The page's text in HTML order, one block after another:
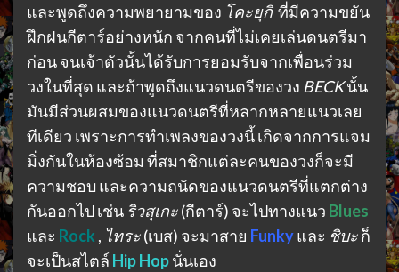
และพูดถึงความพยายามของ โคะยุกิที่มีความขยัน
ฝึกฝนกีตาร์อย่างหนัก จากคนที่ไม่เคยเล่นดนตรีมา
ก่อน จนเจ้าตัวนั้นได้รับการยอมรับจากเพื่อนร่วม
วงในที่สุด และถ้าพูดถึงแนวดนตรีของวง BECKนั้น
มันมีส่วนผสมของแนวดนตรีที่หลากหลายแนวเลย
ทีเดียว เพราะการทำเพลงของวงนี้ เกิดจากการแจม
มิ่งกันในห้องซ้อม ที่สมาชิกแต่ละคนของวงก็จะมี
ความชอบ และความถนัดของแนวดนตรีที่แตกต่าง
กันออกไป เช่น ริวสุเกะ(กีตาร์) จะไปทางแนว Blues
และ Rock , ไทระ(เบส) จะมาสาย Funkyและ ชิบะก็
จะเป็นสไตล์ Hip Hopนั่นเอง